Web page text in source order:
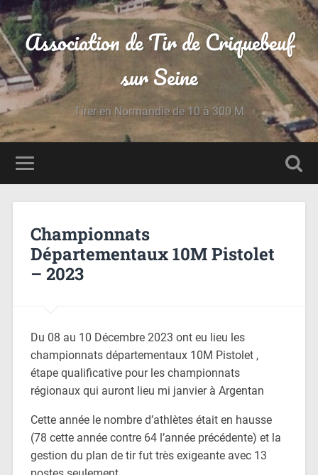
Association de Tir de Criquebeuf
sur Seine
Tirer en Normandie de 10 à 300 M
Championnats
Départementaux 10M Pistolet
– 2023
Du 08 au 10 Décembre 2023 ont eu lieu les
championnats départementaux 10M Pistolet ,
étape qualificative pour les championnats
régionaux qui auront lieu mi janvier à Argentan
Cette année le nombre d’athlètes était en hausse
(78 cette année contre 64 l’année précédente) et la
gestion du plan de tir fut très exigeante avec 13